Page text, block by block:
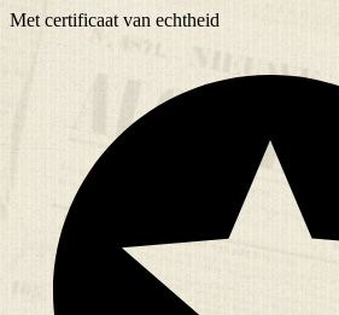
Met certificaat van echtheid